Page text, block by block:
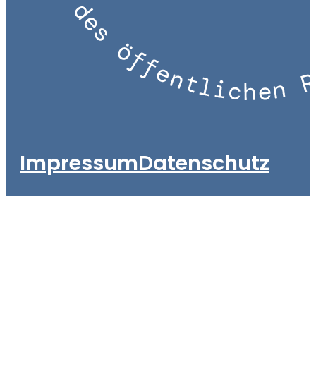
ImpressumDatenschutz